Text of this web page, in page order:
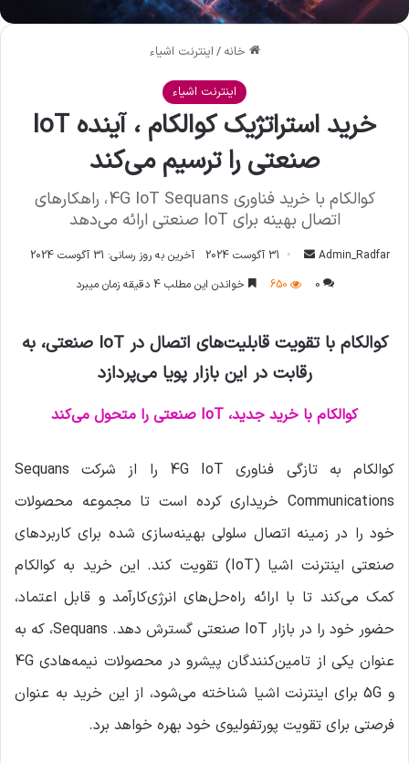
خانه / اینترنت اشیاء
اینترنت اشیاء
خرید استراتژیک کوالکام ، آینده IoT
صنعتی را ترسیم می‌کند
کوالکام با خرید فناوری 4G IoT Sequans، راهکارهای
اتصال بهینه برای IoT صنعتی ارائه می‌دهد
Admin_Radfar
ل
ا
31 آگوست 2024
آخرین به روز رسانی: 31 آگوست 2024
0
650 خواندن این مطلب 4 دقیقه زمان میبرد
کوالکام با تقویت قابلیت‌های اتصال در IoT صنعتی، به
رقابت در این بازار پویا می‌پردازد
کوالکام با خرید جدید، IoT صنعتی را متحول می‌کند
کوالکام به تازگی فناوری 4G IoT را از شرکت Sequans
Communications خریداری کرده است تا مجموعه محصولات
خود را در زمینه اتصال سلولی بهینه‌سازی شده برای کاربردهای
صنعتی اینترنت اشیا (IoT) تقویت کند. این خرید به کوالکام
کمک می‌کند تا با ارائه راه‌حل‌های انرژی‌کارآمد و قابل اعتماد،
حضور خود را در بازار IoT صنعتی گسترش دهد. Sequans، که به
عنوان یکی از تامین‌کنندگان پیشرو در محصولات نیمه‌هادی 4G
و 5G برای اینترنت اشیا شناخته می‌شود، از این خرید به عنوان
فرصتی برای تقویت پورتفولیوی خود بهره خواهد برد.